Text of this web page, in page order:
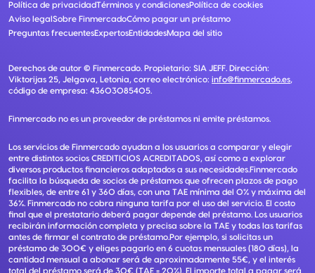
Política de privacidadTérminos y condicionesPolítica de cookies
Aviso legalSobre FinmercadoCómo pagar un préstamo
Preguntas frecuentesExpertosEntidadesMapa del sitio
Derechos de autor © Finmercado. Propietario: SIA JEFF. Dirección:
Viktorijas 25, Jelgava, Letonia, correo electrónico: info@finmercado.es,
código de empresa: 43603085405.
Finmercado no es un proveedor de préstamos ni emite préstamos.
Los servicios de Finmercado ayudan a los usuarios a comparar y elegir
entre distintos socios CREDITICIOS ACREDITADOS, así como a explorar
diversos productos financieros adaptados a sus necesidades.Finmercado
facilita la búsqueda de socios de préstamos que ofrecen plazos de pago
flexibles, de entre 61 y 360 días, con una TAE mínima del 0% y máxima del
36%. Finmercado no cobra ninguna tarifa por el uso del servicio. El costo
final que el prestatario deberá pagar depende del préstamo. Los usuarios
recibirán información completa y precisa sobre la TAE y todas las tarifas
antes de firmar el contrato de préstamo.Por ejemplo, si solicitas un
préstamo de 300€ y eliges pagarlo en 6 cuotas mensuales (180 días), la
cantidad mensual a abonar será de aproximadamente 55€, y el interés
total del préstamo será de 30€ (TAE = 20%). El importe total a pagar será